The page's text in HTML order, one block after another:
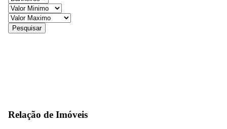
Relação de Imóveis